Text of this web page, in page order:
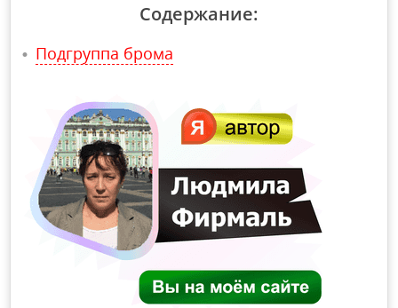
Содержание:
Подгруппа брома